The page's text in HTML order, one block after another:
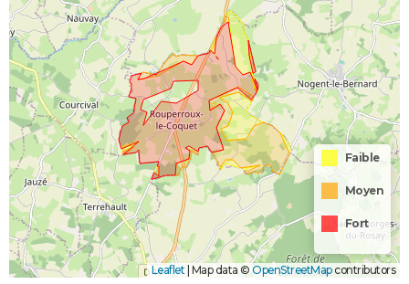
Faible
Moyen
Fort
Leaflet Map data © OpenStreetMapcontributors